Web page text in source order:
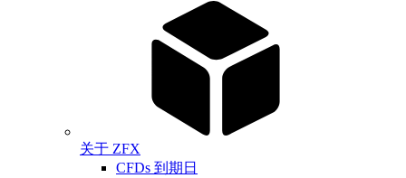
关于 ZFX
CFDs 到期日